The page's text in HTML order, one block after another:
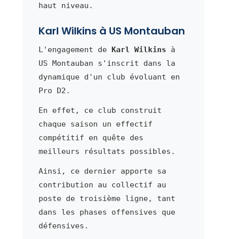
haut niveau.
Karl Wilkins à US Montauban
L'engagement de Karl Wilkins à
US Montauban s'inscrit dans la
dynamique d'un club évoluant en
Pro D2.
En effet, ce club construit
chaque saison un effectif
compétitif en quête des
meilleurs résultats possibles.
Ainsi, ce dernier apporte sa
contribution au collectif au
poste de troisième ligne, tant
dans les phases offensives que
défensives.